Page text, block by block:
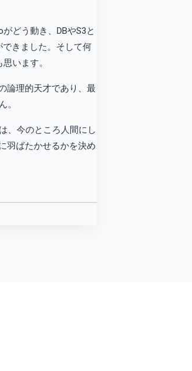
どう動き、DBやS3と
きました。そして何
います。
論理的天才であり、最
。
、今のところ人間にし
羽ばたかせるかを決め